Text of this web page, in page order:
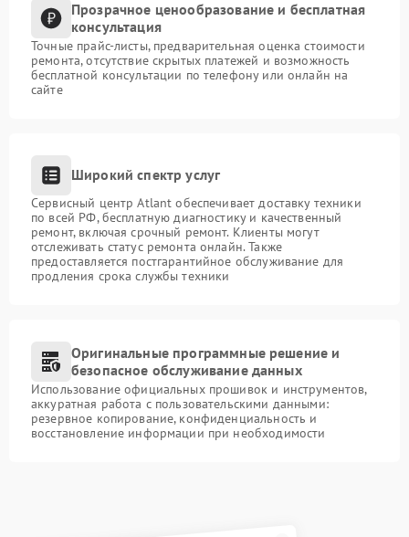
Прозрачное ценообразование и бесплатная
консультация
Точные прайс-листы, предварительная оценка стоимости
ремонта, отсутствие скрытых платежей и возможность
бесплатной консультации по телефону или онлайн на
сайте
Широкий спектр услуг
Сервисный центр Atlant обеспечивает доставку техники
по всей РФ, бесплатную диагностику и качественный
ремонт, включая срочный ремонт. Клиенты могут
отслеживать статус ремонта онлайн. Также
предоставляется постгарантийное обслуживание для
продления срока службы техники
Оригинальные программные решение и
безопасное обслуживание данных
Использование официальных прошивок и инструментов,
аккуратная работа с пользовательскими данными:
резервное копирование, конфиденциальность и
восстановление информации при необходимости